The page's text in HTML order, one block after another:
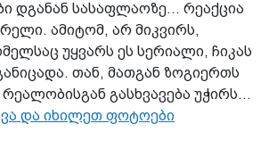
დგანან სასაფლაოზე... რეაქცია
ამიტომ, არ მიკვირს,
უყვარს ეს სერიალი, ჩიკას
თან, მათგან ზოგიერთს
გასხვავება უჭირს...
და იხილეთ ფოტოები